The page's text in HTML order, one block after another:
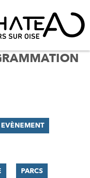
EVÈNEMENT
PARCS